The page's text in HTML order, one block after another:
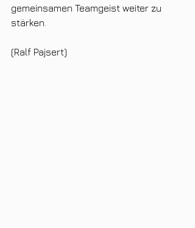
gemeinsamen Teamgeist weiter zu
stärken.
(Ralf Pajsert)